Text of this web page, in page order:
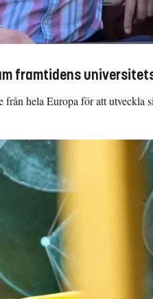
framtidens
från hela Europa för att